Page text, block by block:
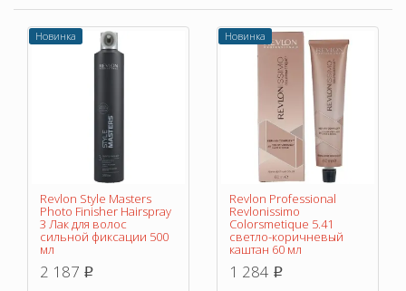
Новинка
Revlon Style Masters
Photo Finisher Hairspray
3 Лак для волос
сильной фиксации 500
мл
2 187 p
Новинка
Revlon Professional
Revlonissimo
Colorsmetique 5.41
светло-коричневый
каштан 60 мл
1 284 p